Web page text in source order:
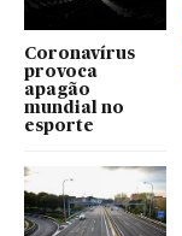
Coronavírus
provoca
apagão
mundial no
esporte